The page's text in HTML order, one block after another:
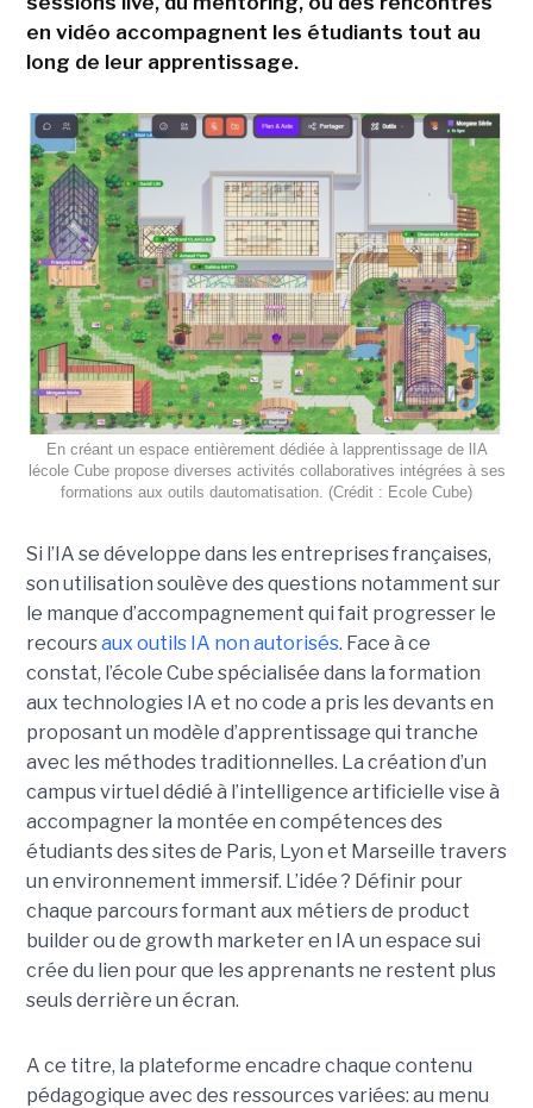
en vidéo accompagnent les étudiants tout au
long de leur apprentissage.
En créant un espace entièrement dédiée à lapprentissage de lIA
lécole Cube propose diverses activités collaboratives intégrées à ses
formations aux outils dautomatisation. (Crédit : Ecole Cube)
Si l’IA se développe dans les entreprises françaises,
son utilisation soulève des questions notamment sur
le manque d’accompagnement qui fait progresser le
recoursaux outils IA non autorisés. Face à ce
constat, l’école Cube spécialisée dans la formation
aux technologies IA et no code a pris les devants en
proposant un modèle d’apprentissage qui tranche
avec les méthodes traditionnelles. La création d’un
campus virtuel dédié à l’intelligence artificielle vise à
accompagner la montée en compétences des
étudiants des sites de Paris, Lyon et Marseille travers
un environnement immersif. L’idée ? Définir pour
chaque parcours formant aux métiers de product
builder ou de growth marketer en IA un espace sui
crée du lien pour que les apprenants ne restent plus
seuls derrière un écran.
A ce titre, la plateforme encadre chaque contenu
pédagogique avec des ressources variées: au menu